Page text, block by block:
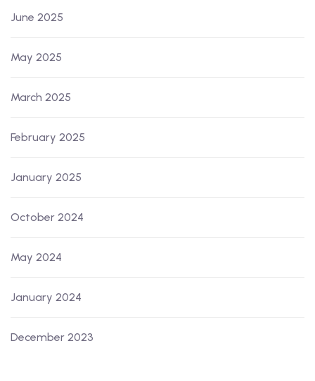
June 2025
May 2025
March 2025
February 2025
January 2025
October 2024
May 2024
January 2024
December 2023